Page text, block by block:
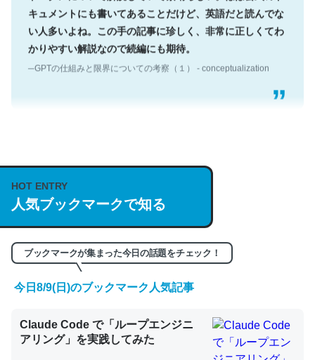
キュメントにも書いてあることだけど、英語だと読んでな
い人多いよね。この手の記事に珍しく、非常に正しくてわ
かりやすい解説なので続編にも期待。
─GPTの仕組みと限界についての考察（１） - conceptualization
説してる記事が少ないので貴重な良記事。/続編来た
https://isobe324649.hatenablog.com/entry/2023/03/27
/064121
─GPTの仕組みと限界についての考察（１） - conceptualization
くらい。小説でいう「ずっと前の伏線」は回収されないけ
ど、短期記憶というには多い分量。進化すればするほど分
HOT ENTRY
人気ブックマークで知る
ブックマークが集まった今日の話題をチェック！
今日8/9(日)のブックマーク人気記事
Claude Code で「ループエンジニ
アリング」を実践してみた